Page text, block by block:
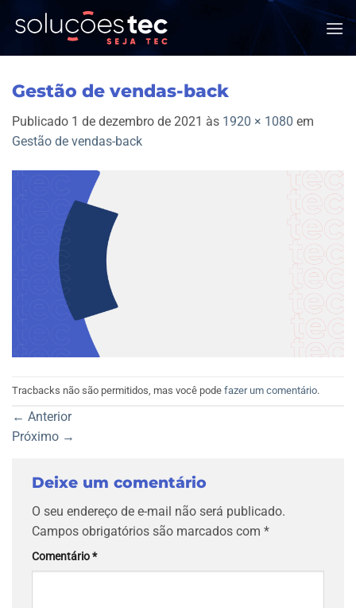
Gestão de vendas-back
Publicado 1 de dezembro de 2021 às 1920 × 1080 em
Gestão de vendas-back
Tracbacks não são permitidos, mas você pode fazer um comentário.
← Anterior
Próximo →
Deixe um comentário
O seu endereço de e-mail não será publicado.
Campos obrigatórios são marcados com *
Comentário*